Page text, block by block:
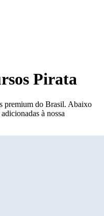
Pirata
premium do Brasil. Abaixo
à nossa